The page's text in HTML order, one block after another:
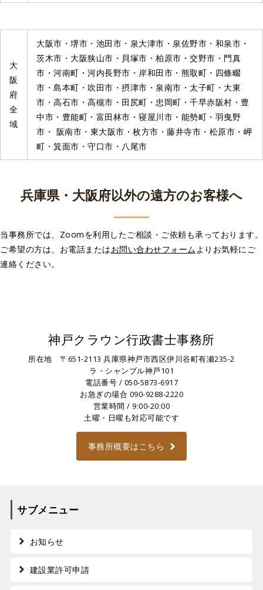
大
阪
府
全
域
大阪市・堺市・池田市・泉大津市・泉佐野市・和泉市・
茨木市・大阪狭山市・貝塚市・柏原市・交野市・門真
市・河南町・河内長野市・岸和田市・熊取町・四條畷
市・島本町・吹田市・摂津市・泉南市・太子町・大東
市・高石市・高槻市・田尻町・忠岡町・千早赤阪村・豊
中市・豊能町・富田林市・寝屋川市・能勢町・羽曳野
市・ 阪南市・東大阪市・枚方市・藤井寺市・松原市・岬
町・箕面市・守口市・八尾市
兵庫県・大阪府以外の遠方のお客様へ
当事務所では、Zoomを利用したご相談・ご依頼も承っております。
ご希望の方は、お電話またはお問い合わせフォームよりお気軽にご
連絡ください。
神戸クラウン行政書士事務所
所在地 〒651-2113 兵庫県神戸市西区伊川谷町有瀬235-2
ラ・シャンブル神戸101
電話番号 / 050-5873-6917
お急ぎの場合 090-9288-2220
営業時間 / 9:00-20:00
土曜・日曜も対応可能です
事務所概要はこちら
サブメニュー
お知らせ
建設業許可申請